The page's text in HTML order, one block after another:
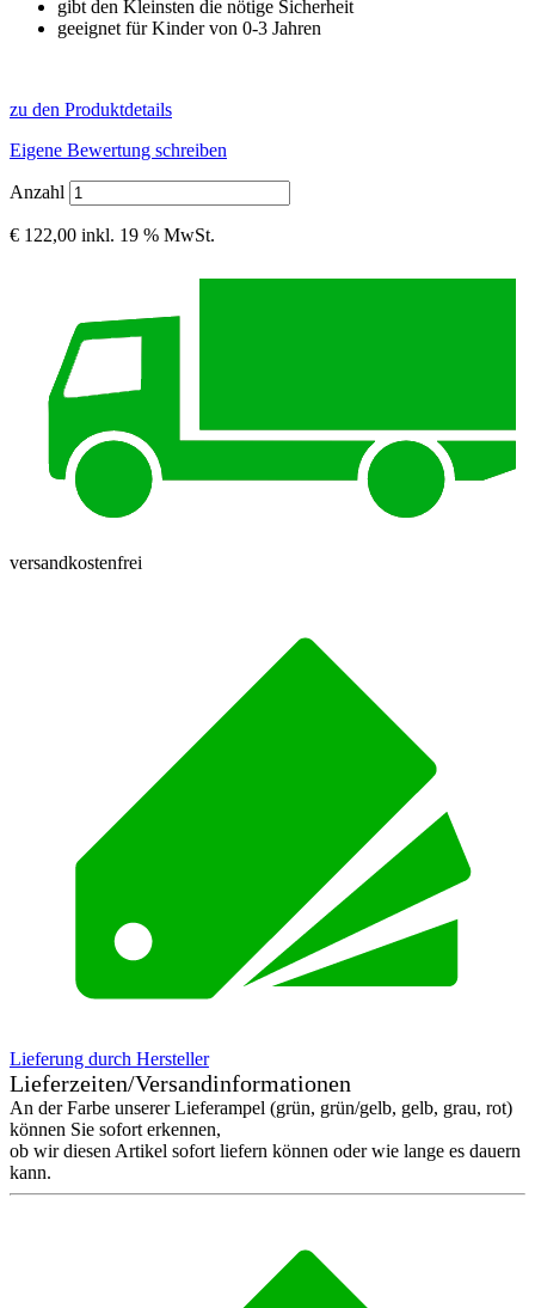
gibt den Kleinsten die nötige Sicherheit
geeignet für Kinder von 0-3 Jahren
zu den Produktdetails
Eigene Bewertung schreiben
Anzahl
€ 122,00 inkl. 19 % MwSt.
versandkostenfrei
Lieferung durch Hersteller
Lieferzeiten/Versandinformationen
An der Farbe unserer Lieferampel (grün, grün/gelb, gelb, grau, rot)
können Sie sofort erkennen,
ob wir diesen Artikel sofort liefern können oder wie lange es dauern
kann.